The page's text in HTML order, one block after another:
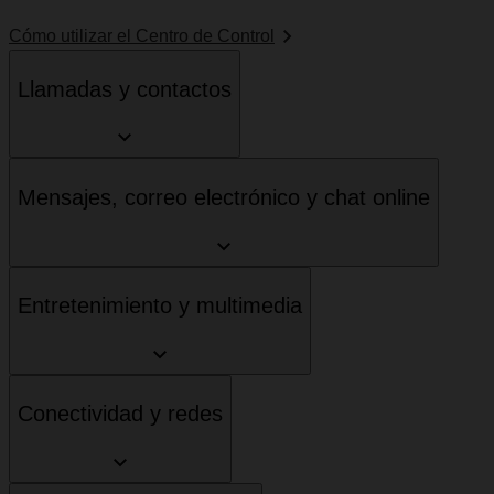
Cómo utilizar el Centro de Control
Llamadas y contactos
Mensajes, correo electrónico y chat online
Entretenimiento y multimedia
Conectividad y redes